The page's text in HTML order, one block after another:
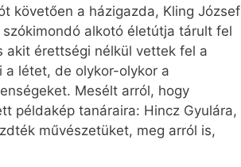
követően a házigazda, Kling József
alkotó életútja tárult fel
akit érettségi nélkül vettek fel a
a létet, de olykor-olykor a
Mesélt arról, hogy
példakép tanáraira: Hincz Gyulára,
művészetüket, meg arról is,